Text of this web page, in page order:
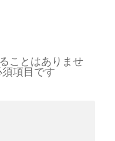
ことはありませ
項目です